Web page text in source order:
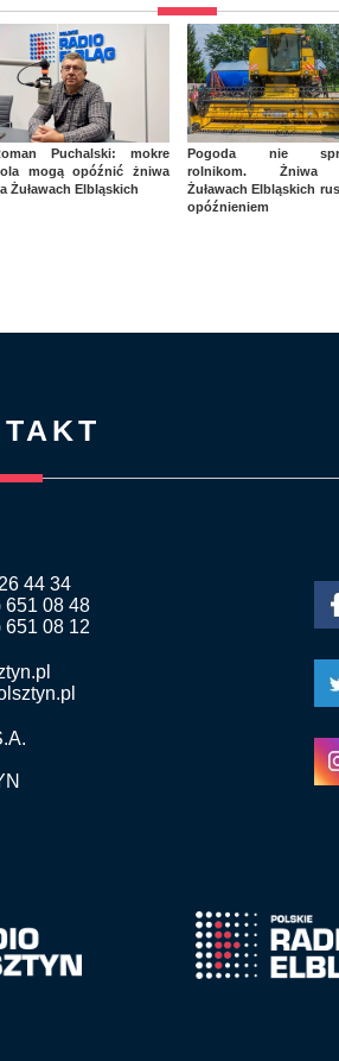
Puchalski: mokre
mogą opóźnić żniwa
Żuławach Elbląskich
Pogoda nie
rolnikom. Żniwa
Żuławach Elbląskich
opóźnieniem
44 34
651 08 48
651 08 12